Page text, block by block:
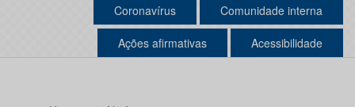
Coronavírus Comunidade interna
Ações afirmativas Acessibilidade